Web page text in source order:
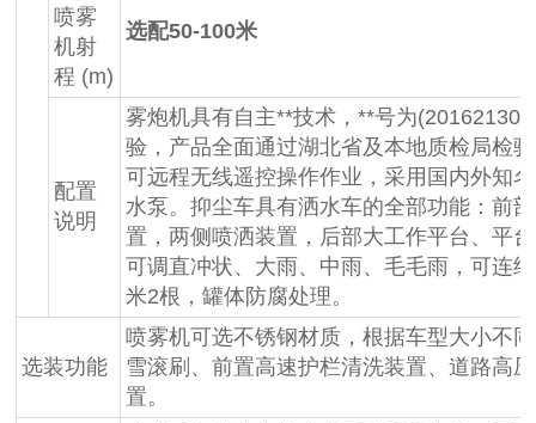
喷雾
机射
程 (m)
选配50-100米
配置
说明
雾炮机具有自主**技术，**号为
验，产品全面通过湖北省及本地质检局检
可远程无线遥控操作作业，采用国内外知
水泵。抑尘车具有洒水车的全部功能：前
置，两侧喷洒装置，后部大工作平台、平
可调直冲状、大雨、中雨、毛毛雨，可连
米2根，罐体防腐处理。
选装功能
喷雾机可选不锈钢材质，根据车型大小不
雪滚刷、前置高速护栏清洗装置、道路高
置。